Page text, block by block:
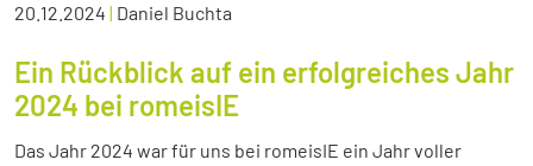
20.12.2024 | Daniel Buchta
Ein Rückblick auf ein erfolgreiches Jahr
2024 bei romeisIE
Das Jahr 2024 war für uns bei romeisIE ein Jahr voller